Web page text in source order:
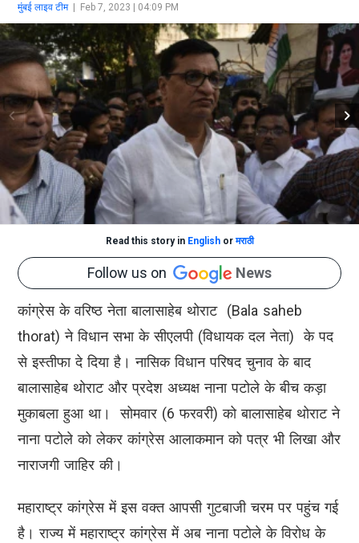
मुंबई लाइव टीम| Feb 7, 2023 | 04:09 PM
Read this story in Englishorमराठी
Follow us on News
कांग्रेस के वरिष्ठ नेता बालासाहेब थोराट (Bala saheb
thorat) ने विधान सभा के सीएलपी (विधायक दल नेता) के पद
से इस्तीफा दे दिया है। नासिक विधान परिषद चुनाव के बाद
बालासाहेब थोराट और प्रदेश अध्यक्ष नाना पटोले के बीच कड़ा
मुकाबला हुआ था। सोमवार (6 फरवरी) को बालासाहेब थोराट ने
नाना पटोले को लेकर कांग्रेस आलाकमान को पत्र भी लिखा और
नाराजगी जाहिर की।
महाराष्ट्र कांग्रेस में इस वक्त आपसी गुटबाजी चरम पर पहुंच गई
है। राज्य में महाराष्ट्र कांग्रेस में अब नाना पटोले के विरोध के